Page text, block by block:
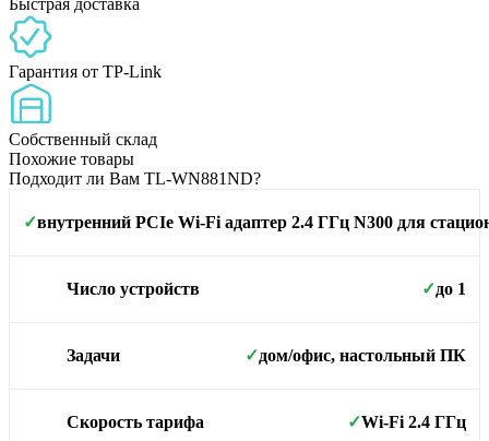
Гарантия от TP-Link
Собственный склад
Похожие товары
Подходит ли Вам TL-WN881ND?
Площадь покрытия
✓внутренний PCIe Wi-Fi адаптер 2.4 ГГц N300 для
Число устройств ✓до 1
Задачи ✓дом/офис, настольный ПК
Скорость тарифа ✓Wi-Fi 2.4 ГГц